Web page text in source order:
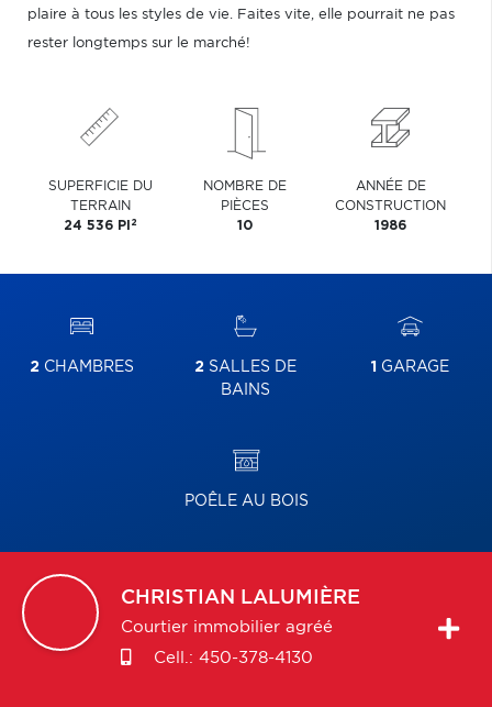
plaire à tous les styles de vie. Faites vite, elle pourrait ne pas
rester longtemps sur le marché!
SUPERFICIE DU
TERRAIN
24 536 PI 2
NOMBRE DE
PIÈCES
10
ANNÉE DE
CONSTRUCTION
1986
2 CHAMBRES 2 SALLES DE
BAINS
1 GARAGE
POÊLE AU BOIS
CHRISTIAN LALUMIÈRE
Courtier immobilier agréé
Cell.: 450-378-4130